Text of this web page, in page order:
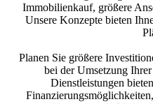
Immobilienkauf, größere
Unsere Konzepte bieten
Planen Sie größere
bei der Umsetzung
Dienstleistungen